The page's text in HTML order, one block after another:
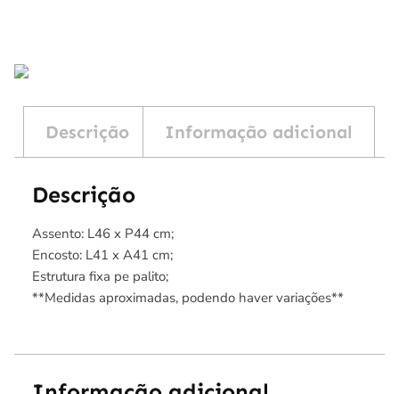
Descrição Informação adicional
Descrição
Assento: L46 x P44 cm;
Encosto: L41 x A41 cm;
Estrutura fixa pe palito;
**Medidas aproximadas, podendo haver variações**